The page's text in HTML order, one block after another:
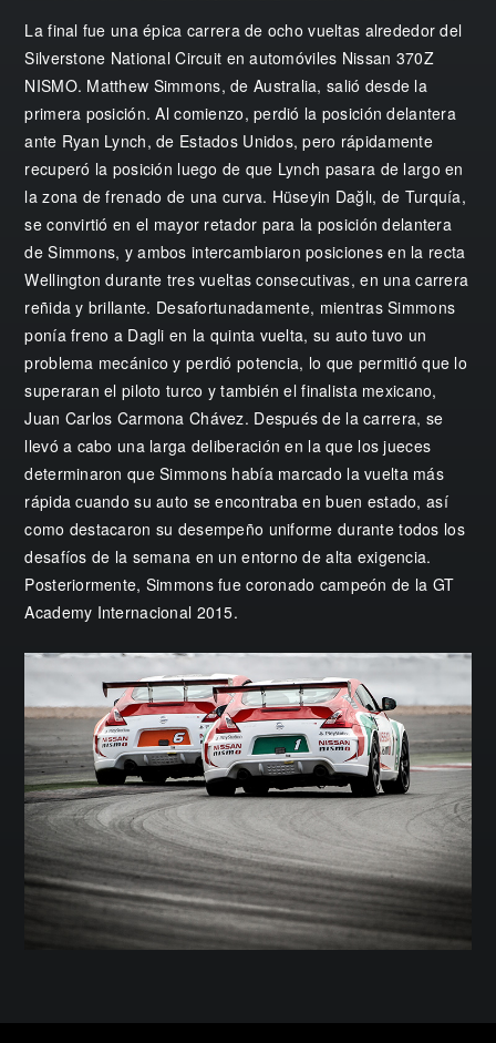
La final fue una épica carrera de ocho vueltas alrededor del
Silverstone National Circuit en automóviles Nissan 370Z
NISMO. Matthew Simmons, de Australia, salió desde la
primera posición. Al comienzo, perdió la posición delantera
ante Ryan Lynch, de Estados Unidos, pero rápidamente
recuperó la posición luego de que Lynch pasara de largo en
la zona de frenado de una curva. Hüseyin Dağlı, de Turquía,
se convirtió en el mayor retador para la posición delantera
de Simmons, y ambos intercambiaron posiciones en la recta
Wellington durante tres vueltas consecutivas, en una carrera
reñida y brillante. Desafortunadamente, mientras Simmons
ponía freno a Dagli en la quinta vuelta, su auto tuvo un
problema mecánico y perdió potencia, lo que permitió que lo
superaran el piloto turco y también el finalista mexicano,
Juan Carlos Carmona Chávez. Después de la carrera, se
llevó a cabo una larga deliberación en la que los jueces
determinaron que Simmons había marcado la vuelta más
rápida cuando su auto se encontraba en buen estado, así
como destacaron su desempeño uniforme durante todos los
desafíos de la semana en un entorno de alta exigencia.
Posteriormente, Simmons fue coronado campeón de la GT
Academy Internacional 2015.